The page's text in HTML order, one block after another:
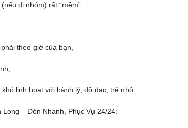
đi nhóm) rất “mềm”.
theo giờ của bạn,
linh hoạt với hành lý, đồ đạc, trẻ nhỏ.
– Đón Nhanh, Phục Vụ 24/24: